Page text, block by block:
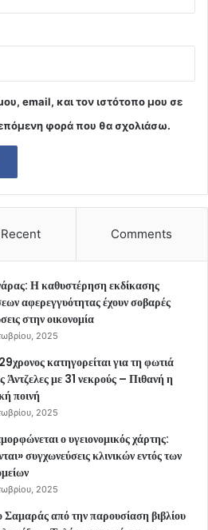
email, και τον ιστότοπο μου σε
φορά που θα σχολιάσω.
Recent Comments
Η καθυστέρηση εκδίκασης
αφερεγγυότητας έχουν σοβαρές
στην οικονομία
2025
κατηγορείται για τη φωτιά
Άντζελες με 31 νεκρούς – Πιθανή η
ποινή
2025
ο υγειονομικός χάρτης:
συγχωνεύσεις κλινικών εντός των
2025
από την παρουσίαση βιβλίου